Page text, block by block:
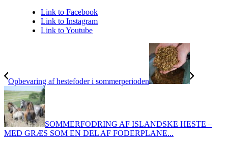
Link to Facebook
Link to Instagram
Link to Youtube
Opbevaring af hestefoder i sommerperioden
SOMMERFODRING AF ISLANDSKE HESTE –
MED GRÆS SOM EN DEL AF FODERPLANE...